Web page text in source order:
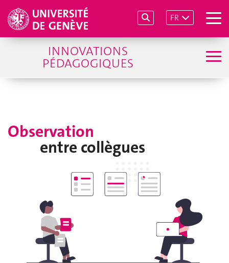
FR
INNOVATIONS
PÉDAGOGIQUES
Observation
entre collègues